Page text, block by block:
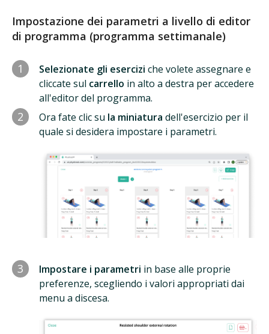
Impostazione dei parametri a livello di editor
di programma (programma settimanale)
1 Selezionate gli esercizi che volete assegnare e
cliccate sul carrello in alto a destra per accedere
all'editor del programma.
2 Ora fate clic su la miniatura dell'esercizio per il
quale si desidera impostare i parametri.
3 Impostare i parametri in base alle proprie
preferenze, scegliendo i valori appropriati dai
menu a discesa.